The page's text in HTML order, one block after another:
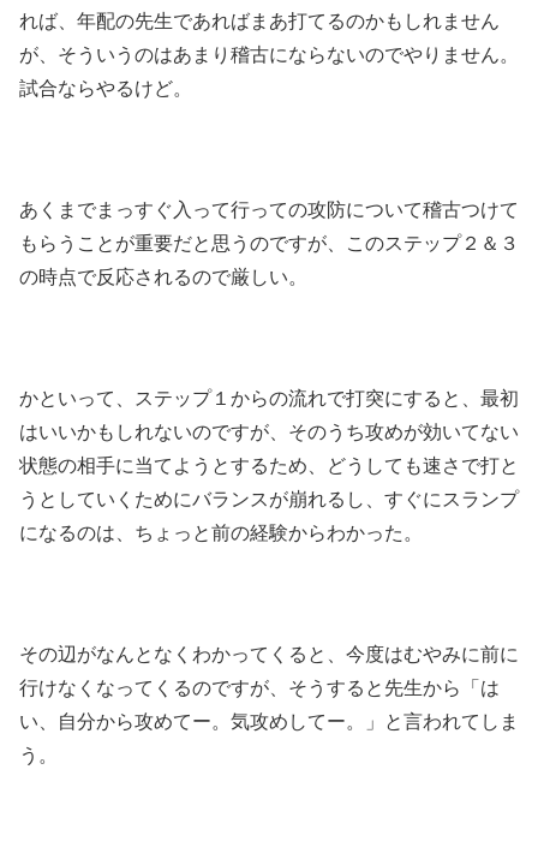
れば、年配の先生であればまあ打てるのかもしれません
が、そういうのはあまり稽古にならないのでやりません。
試合ならやるけど。
あくまでまっすぐ入って行っての攻防について稽古つけて
もらうことが重要だと思うのですが、このステップ２＆３
の時点で反応されるので厳しい。
かといって、ステップ１からの流れで打突にすると、最初
はいいかもしれないのですが、そのうち攻めが効いてない
状態の相手に当てようとするため、どうしても速さで打と
うとしていくためにバランスが崩れるし、すぐにスランプ
になるのは、ちょっと前の経験からわかった。
その辺がなんとなくわかってくると、今度はむやみに前に
行けなくなってくるのですが、そうすると先生から「は
い、自分から攻めてー。気攻めしてー。」と言われてしま
う。